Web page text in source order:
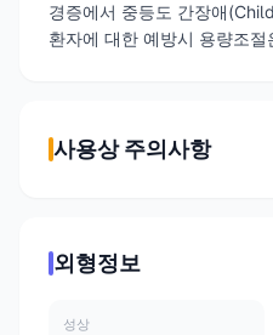
경증에서 중등도 간장애
환자에 대한 예방시 용량조절
사용상 주의사항
외형정보
성상